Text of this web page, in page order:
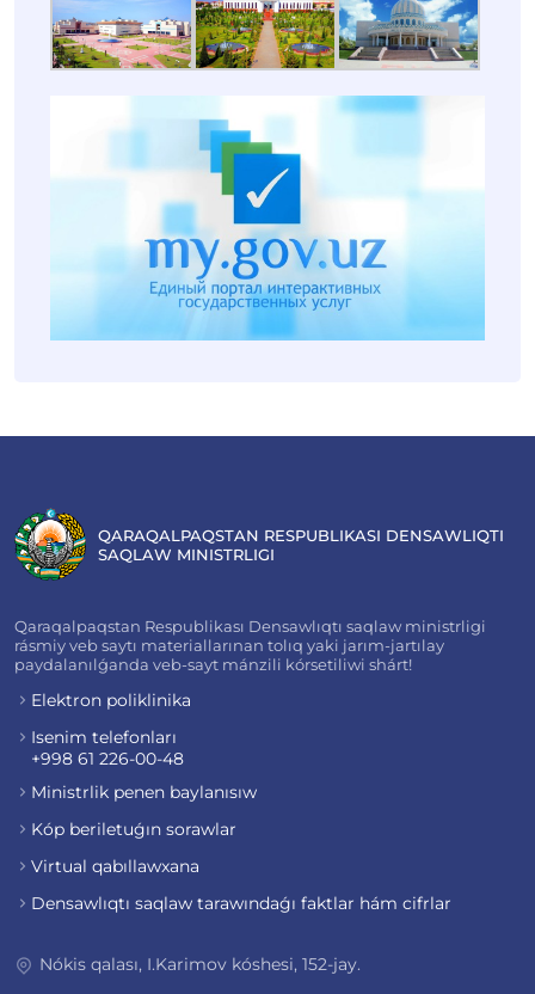
QARAQALPAQSTAN RESPUBLIKASI DENSAWLIQTI
SAQLAW MINISTRLIGI
Qaraqalpaqstan Respublikası Densawlıqtı saqlaw ministrligi
rásmiy veb saytı materiallarınan tolıq yaki jarım-jartılay
paydalanılǵanda veb-sayt mánzili kórsetiliwi shárt!
Elektron poliklinika
Isenim telefonları
+998 61 226-00-48
Ministrlik penen baylanısıw
Kóp beriletuǵın sorawlar
Virtual qabıllawxana
Densawlıqtı saqlaw tarawındaǵı faktlar hám cifrlar
Nókis qalası, I.Karimov kóshesi, 152-jay.